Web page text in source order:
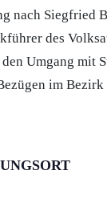
nach Siegfried
des
Umgang mit
im Bezirk